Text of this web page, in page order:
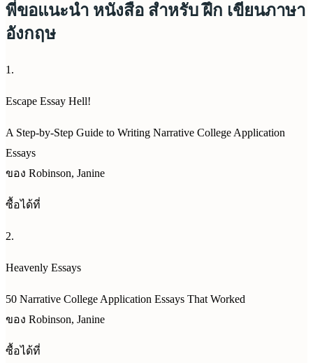
พี่ขอแนะนำ หนังสือ สำหรับ ฝึก เขียนภาษา
อังกฤษ
1.
Escape Essay Hell!
A Step-by-Step Guide to Writing Narrative College Application
Essays
ของ Robinson, Janine
ซื้อได้ที่
2.
Heavenly Essays
50 Narrative College Application Essays That Worked
ของ Robinson, Janine
ซื้อได้ที่